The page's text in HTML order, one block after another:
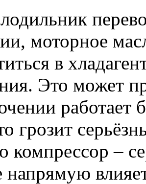
моторное
в
Это может
работает
грозит
компрессор –
напрямую